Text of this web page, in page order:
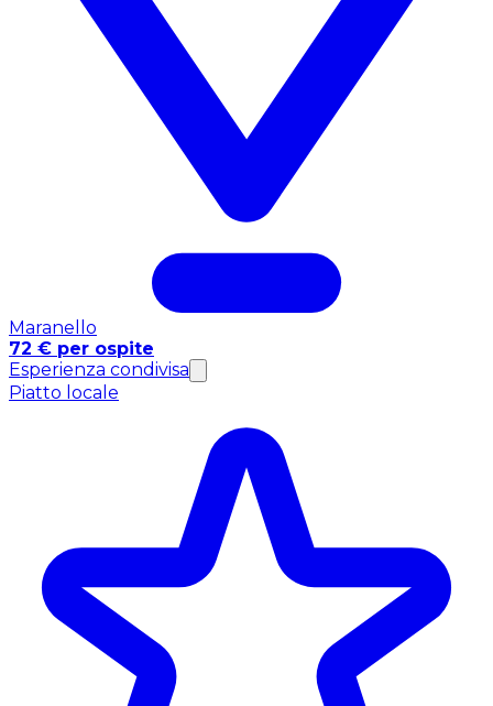
Maranello
72 € per ospite
Esperienza condivisa
Piatto locale